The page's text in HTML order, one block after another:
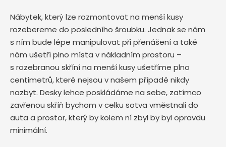
Nábytek, který lze rozmontovat na menší kusy
rozebereme do posledního šroubku. Jednak se nám
s ním bude lépe manipulovat při přenášení a také
nám ušetří plno místa v nákladním prostoru –
s rozebranou skříní na menší kusy ušetříme plno
centimetrů, které nejsou v našem případě nikdy
nazbyt. Desky lehce poskládáme na sebe, zatímco
zavřenou skříň bychom v celku sotva vměstnali do
auta a prostor, který by kolem ní zbyl by byl opravdu
minimální.